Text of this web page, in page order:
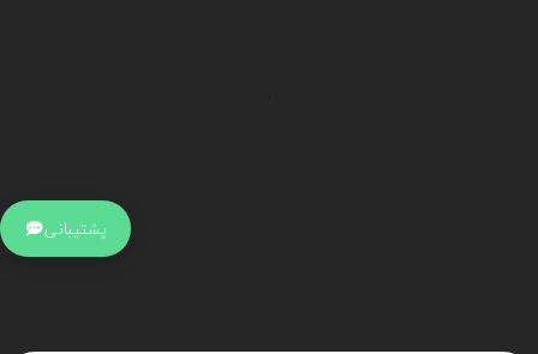
پشتیبانی
جهت ارتباط با پشتیبانی بر روی آیکن کنار صفحه سایت
.